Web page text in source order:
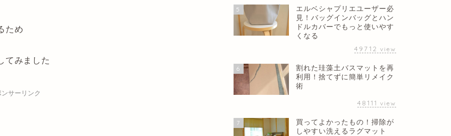
ため
てみました
サーリンク
5
エルベシャプリエユーザー必
見！バッグインバッグとハン
ドルカバーでもっと使いやす
くなる
49712 view
6
割れた珪藻土バスマットを再
利用！捨てずに簡単リメイク
術
48111 view
7
買ってよかったもの！掃除が
しやすい洗えるラグマット